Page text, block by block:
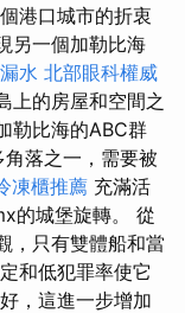
港口城市的折衷
另一個加勒比海
漏水 北部眼科權威
上的房屋和空間之
勒比海的ABC群
落之一，需要被
凍櫃推薦 充滿活
的城堡旋轉。 從
，只有雙體船和當
和低犯罪率使它
，這進一步增加